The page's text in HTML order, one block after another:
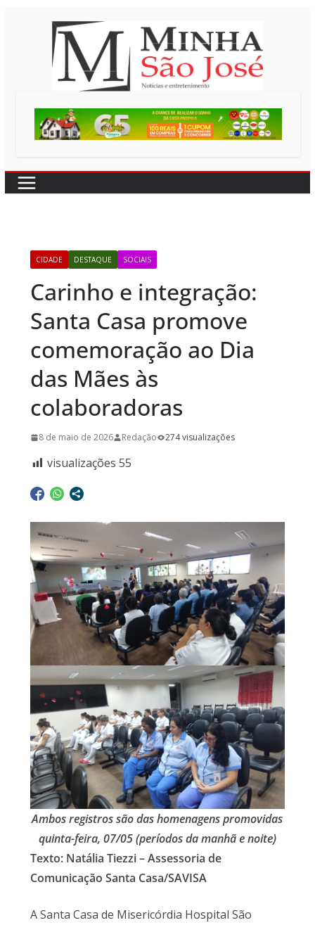
CIDADE DESTAQUE SOCIAIS
Carinho e integração:
Santa Casa promove
comemoração ao Dia
das Mães às
colaboradoras
8 de maio de 2026 Redação 274 visualizações
visualizações 55
Ambos registros são das homenagens promovidas
quinta-feira, 07/05(períodos da manhã e noite)
Texto: Natália Tiezzi – Assessoria de
Comunicação Santa Casa/SAVISA
A Santa Casa de Misericórdia Hospital São